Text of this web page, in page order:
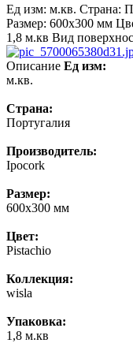
Ед изм: м.кв. Страна:
Размер: 600x300 мм
1,8 м.кв Вид
Описание Ед изм:
м.кв.
Страна:
Португалия
Производитель:
Ipocork
Размер:
600x300 мм
Цвет:
Pistachio
Коллекция:
wisla
Упаковка:
1,8 м.кв